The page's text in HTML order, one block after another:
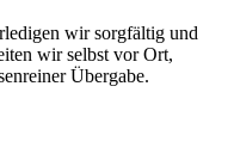
wir sorgfältig und
wir selbst vor Ort,
Übergabe.